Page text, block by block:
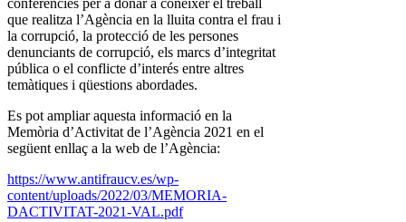
conferències per a donar a conéixer el treball
que realitza l’Agència en la lluita contra el frau i
la corrupció, la protecció de les persones
denunciants de corrupció, els marcs d’integritat
pública o el conflicte d’interés entre altres
temàtiques i qüestions abordades.
Es pot ampliar aquesta informació en la
Memòria d’Activitat de l’Agència 2021 en el
següent enllaç a la web de l’Agència:
https://www.antifraucv.es/wp-
content/uploads/2022/03/MEMORIA-
DACTIVITAT-2021-VAL.pdf